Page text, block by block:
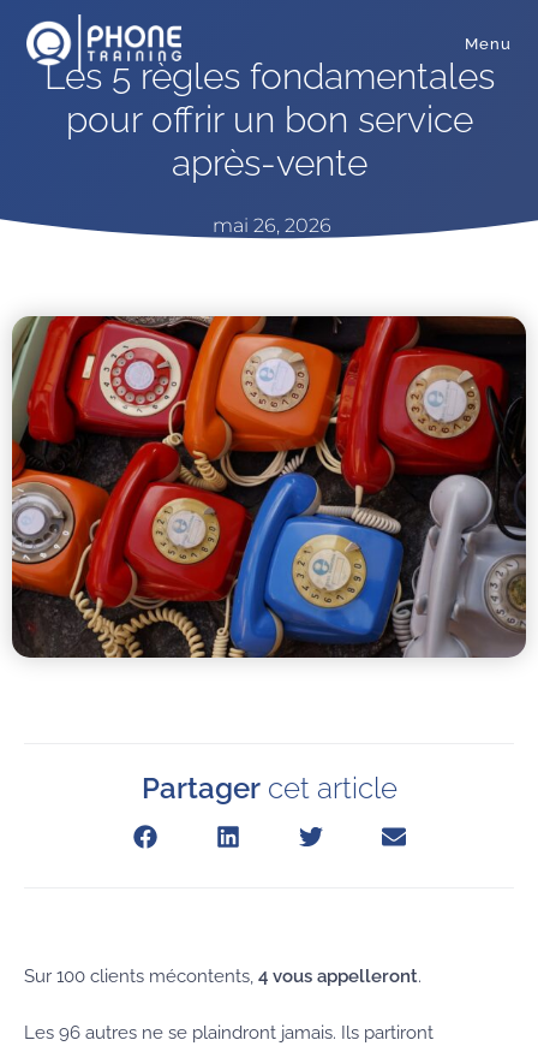
Menu
Les 5 règles fondamentales
pour offrir un bon service
après-vente
mai 26, 2026
Partagercet article
Sur 100 clients mécontents, 4 vous appelleront.
Les 96 autres ne se plaindront jamais. Ils partiront